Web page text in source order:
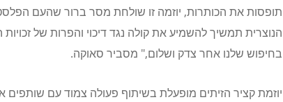
תופסות את הכותרות, יוזמה זו שולחת מסר ברור שהעם
הנוצרית תמשיך להשמיע את קולה נגד דיכוי והפרות של
בחיפוש שלנו אחר צדק ושלום," מסביר סאוקה.
יוזמת קציר הזיתים מופעלת בשיתוף פעולה צמוד עם שותפים